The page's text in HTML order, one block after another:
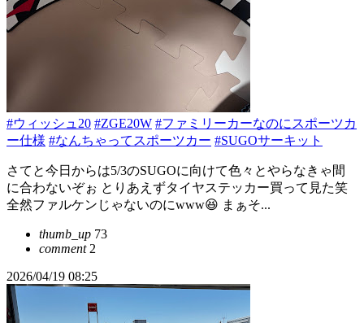
#ウィッシュ20 #ZGE20W #ファミリーカーなのにスポーツカ
ー仕様 #なんちゃってスポーツカー #SUGOサーキット
さてと今日からは5/3のSUGOに向けて色々とやらなきゃ間
に合わないぞぉ とりあえずタイヤステッカー買って見た笑
全然ファルケンじゃないのにwww😆 まぁそ...
thumb_up 73
comment2
2026/04/19 08:25